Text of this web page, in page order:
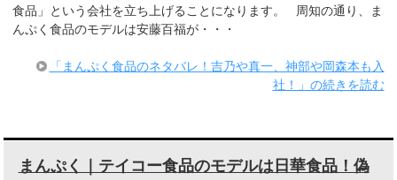
食品」という会社を立ち上げることになります。 周知の通り、ま
んぷく食品のモデルは安藤百福が・・・
「まんぷく食品のネタバレ！吉乃や真一、神部や岡森本も入
社！」の続きを読む
まんぷく｜テイコー食品のモデルは日華食品！偽